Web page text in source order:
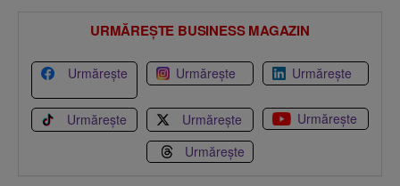
URMĂREȘTE BUSINESS MAGAZIN
Urmărește Urmărește Urmărește
Urmărește Urmărește
Urmărește
Urmărește